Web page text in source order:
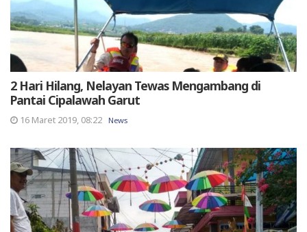
2 Hari Hilang, Nelayan Tewas Mengambang di
Pantai Cipalawah Garut
16 Maret 2019, 08:22 News